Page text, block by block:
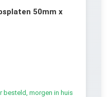
50mm x
besteld, morgen in huis